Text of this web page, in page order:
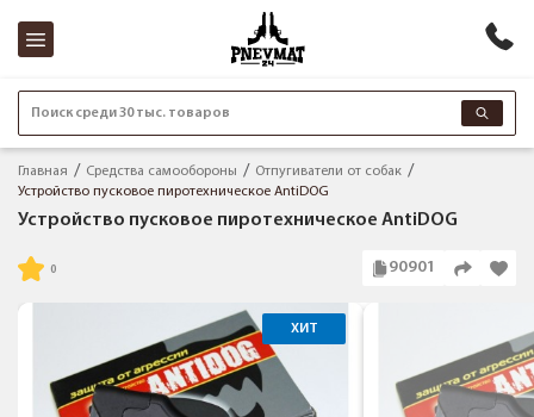
Поиск среди 30 тыс. товаров
Главная Средства самообороны
Отпугиватели от собак
Устройство пусковое пиротехническое AntiDOG
Устройство пусковое пиротехническое AntiDOG
90901
ХИТ